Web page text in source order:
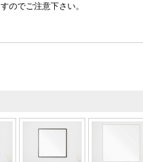
すのでご注意下さい。